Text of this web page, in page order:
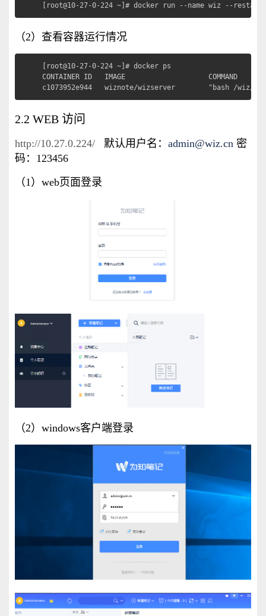
[root@10-27-0-224 ~]# docker run --name wiz --
（2）查看容器运行情况
[root@10-27-0-224 ~]# docker ps
CONTAINER ID   IMAGE                    COMMAND
c1073952e944   wiznote/wizserver        "bash /wiz/
2.2 WEB 访问
http://10.27.0.224/ 默认用户名： admin@wiz.cn 密
码：123456
（1）web页面登录
（2）windows客户端登录